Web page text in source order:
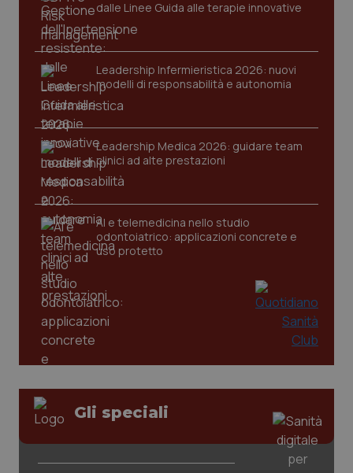
dalle Linee Guida alle terapie innovative
Leadership Infermieristica 2026: nuovi
modelli di responsabilità e autonomia
Leadership Medica 2026: guidare team
clinici ad alte prestazioni
AI e telemedicina nello studio
odontoiatrico: applicazioni concrete e
uso protetto
Gli speciali
Nome
Fornitore /Dominio
VISITOR_PRIVACY_METADATA
CookieScriptConsent
CookieScript
www.quotidianosanita.it